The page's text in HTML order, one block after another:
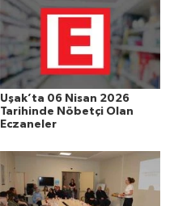
Uşak’ta 06 Nisan 2026
Tarihinde Nöbetçi Olan
Eczaneler